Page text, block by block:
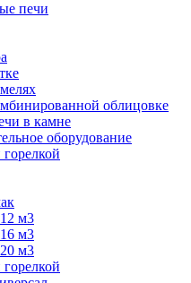
печи
облицовке
в камне
оборудование
м3
м3
м3